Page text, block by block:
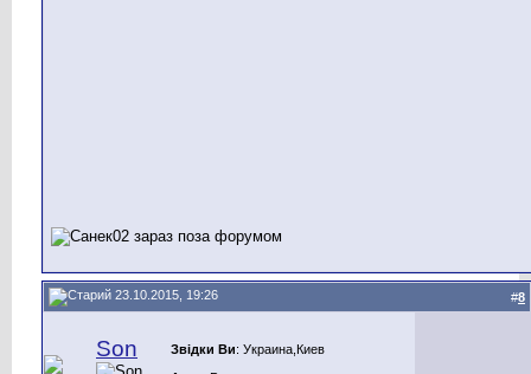
23.10.2015, 19:26 #8
Son Звідки Ви: Украина,Киев